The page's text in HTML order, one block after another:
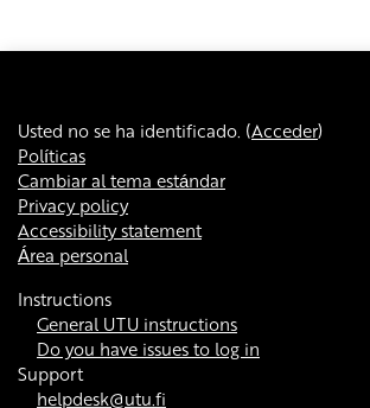
Usted no se ha identificado. (Acceder)
Políticas
Cambiar al tema estándar
Privacy policy
Accessibility statement
Área personal
Instructions
General UTU instructions
Do you have issues to log in
Support
helpdesk@utu.fi